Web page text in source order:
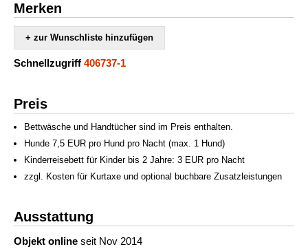
Merken
+ zur Wunschliste hinzufügen
Schnellzugriff 406737-1
Preis
Bettwäsche und Handtücher sind im Preis enthalten.
Hunde 7,5 EUR pro Hund pro Nacht (max. 1 Hund)
Kinderreisebett für Kinder bis 2 Jahre: 3 EUR pro Nacht
zzgl. Kosten für Kurtaxe und optional buchbare Zusatzleistungen
Ausstattung
Objekt online seit Nov 2014